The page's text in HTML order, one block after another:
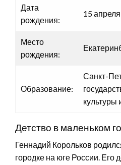
Дата
рождения:
15
Место
рождения:
Образование:
Санкт-
культуры
Детство в маленьком
Геннадий Корольков
городке на юге России. Его